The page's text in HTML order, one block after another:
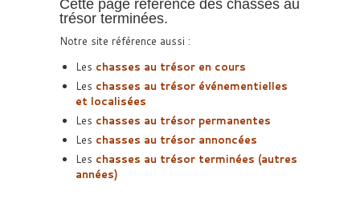
Cette page référence des chasses au
trésor terminées.
Notre site référence aussi :
Les chasses au trésor en cours
Les chasses au trésor événementielles
et localisées
Les chasses au trésor permanentes
Les chasses au trésor annoncées
Les chasses au trésor terminées (autres
années)